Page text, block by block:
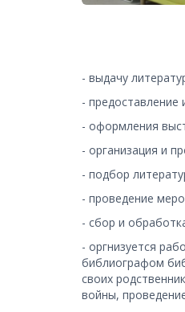
- выдачу
-
- оформления
- организация и
- подбор
- проведение
- сбор и
- оргнизуется
библиографом
своих
войны,